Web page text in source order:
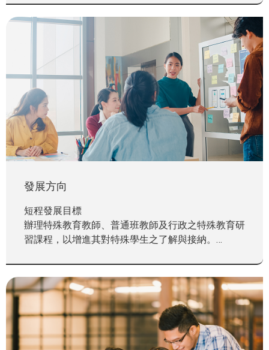
特殊需求學生之鑑定、教學及輔導工作及辦理特殊教
育相關業務。本中心自民國104年8月1日起成為校內
組織章程內之一級單位。
發展方向
短程發展目標
辦理特殊教育教師、普通班教師及行政之特殊教育研
習課程，以增進其對特殊學生之了解與接納。
工作。